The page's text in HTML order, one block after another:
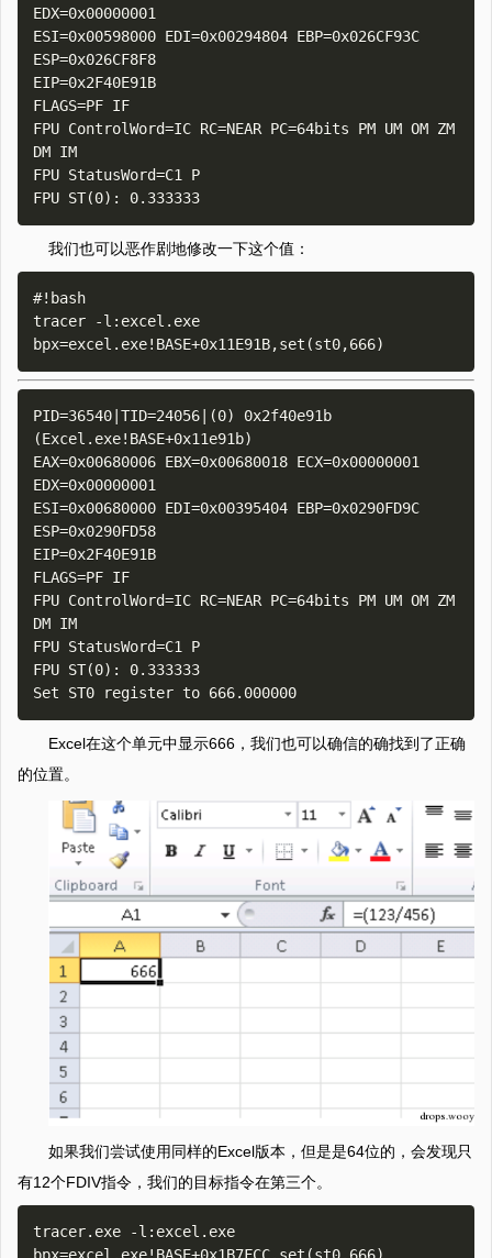
EDX=0x00000001
ESI=0x00598000 EDI=0x00294804 EBP=0x026CF93C
ESP=0x026CF8F8
EIP=0x2F40E91B
FLAGS=PF IF
FPU ControlWord=IC RC=NEAR PC=64bits PM UM OM ZM
DM IM
FPU StatusWord=C1 P
我们也可以恶作剧地修改一下这个值：
#!bash
tracer -l:excel.exe
PID=36540|TID=24056|(0) 0x2f40e91b
(Excel.exe!BASE+0x11e91b)
EAX=0x00680006 EBX=0x00680018 ECX=0x00000001
EDX=0x00000001
ESI=0x00680000 EDI=0x00395404 EBP=0x0290FD9C
ESP=0x0290FD58
EIP=0x2F40E91B
FLAGS=PF IF
FPU ControlWord=IC RC=NEAR PC=64bits PM UM OM ZM
DM IM
FPU StatusWord=C1 P
FPU ST(0): 0.333333
Excel在这个单元中显示666，我们也可以确信的确找到了正确
的位置。
如果我们尝试使用同样的Excel版本，但是是64位的，会发现只
有12个FDIV指令，我们的目标指令在第三个。
tracer.exe -l:excel.exe